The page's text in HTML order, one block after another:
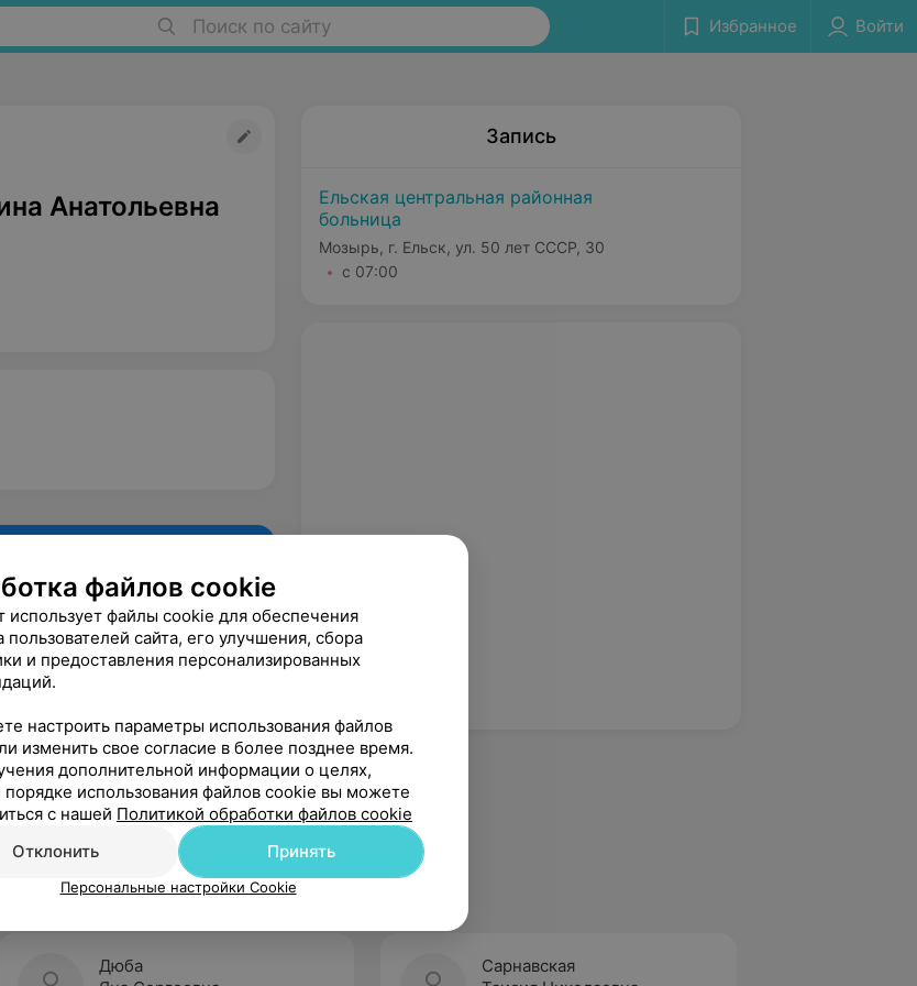
Поиск по сайту Избранное Войти
Анатольевна
Рекомендую
Запись
Ельская центральная районная
больница
Мозырь, г. Ельск, ул. 50 лет СССР, 30
с 07:00
Дюба
Сарнавская
файлов cookie
использует файлы cookie для обеспечения
пользователей сайта, его улучшения, сбора
и предоставления персонализированных
настроить параметры использования файлов
изменить свое согласие в более позднее время.
дополнительной информации о целях,
порядке использования файлов cookie вы можете
с нашей Политикой обработки файлов cookie
Отклонить
Принять
Персональные настройки Cookie